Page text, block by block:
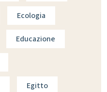
Ecologia
Educazione
Egitto